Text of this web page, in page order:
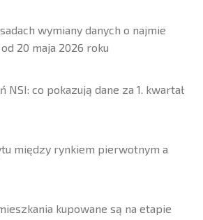
wymiany danych o najmie
20 maja 2026 roku
NSI: co pokazują dane za 1. kwartał
między rynkiem pierwotnym a
kupowane są na etapie